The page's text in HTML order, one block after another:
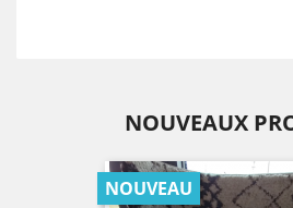
NOUVEAUX
NOUVEAU